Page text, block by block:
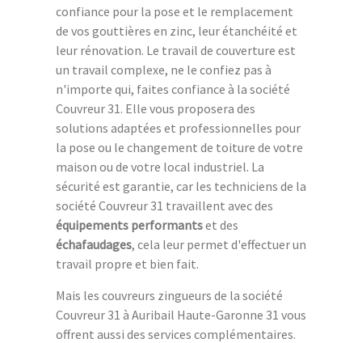
confiance pour la pose et le remplacement
de vos gouttières en zinc, leur étanchéité et
leur rénovation. Le travail de couverture est
un travail complexe, ne le confiez pas à
n'importe qui, faites confiance à la société
Couvreur 31. Elle vous proposera des
solutions adaptées et professionnelles pour
la pose ou le changement de toiture de votre
maison ou de votre local industriel. La
sécurité est garantie, car les techniciens de la
société Couvreur 31 travaillent avec des
équipements performantset des
échafaudages, cela leur permet d'effectuer un
travail propre et bien fait.
Mais les couvreurs zingueurs de la société
Couvreur 31 à Auribail Haute-Garonne 31 vous
offrent aussi des services complémentaires.